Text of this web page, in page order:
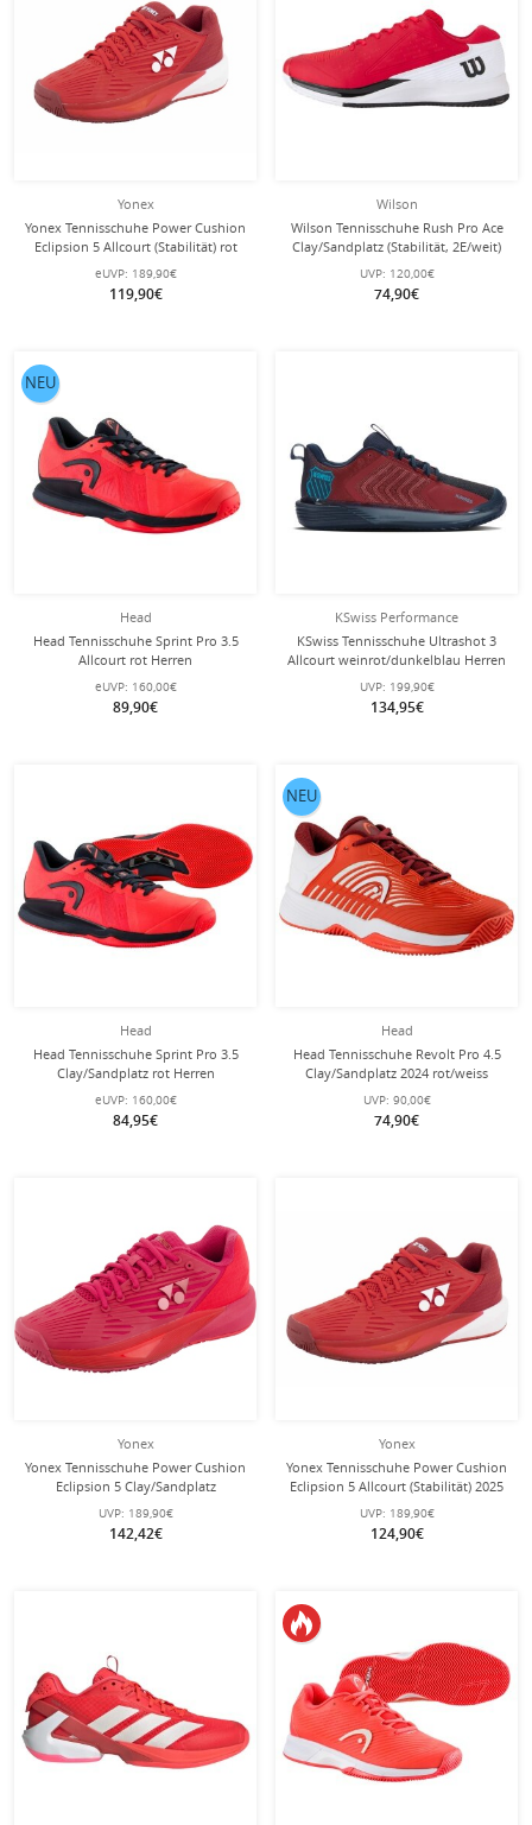
Yonex
Yonex Tennisschuhe Power Cushion
Eclipsion 5 Allcourt (Stabilität) rot
Damen
eUVP: 189,90€
119,90€
Wilson
Wilson Tennisschuhe Rush Pro Ace
Clay/Sandplatz (Stabilität, 2E/weit)
2025 rot/weiss Herren
UVP: 120,00€
74,90€
Head
Head Tennisschuhe Sprint Pro 3.5
Allcourt rot Herren
eUVP: 160,00€
89,90€
NEU
KSwiss Performance
KSwiss Tennisschuhe Ultrashot 3
Allcourt weinrot/dunkelblau Herren
UVP: 199,90€
134,95€
Head
Head Tennisschuhe Sprint Pro 3.5
Clay/Sandplatz rot Herren
eUVP: 160,00€
84,95€
Head
Head Tennisschuhe Revolt Pro 4.5
Clay/Sandplatz 2024 rot/weiss
Kinder
UVP: 90,00€
74,90€
NEU
Yonex
Yonex Tennisschuhe Power Cushion
Eclipsion 5 Clay/Sandplatz
(Stabilität) 2026 rubinrot Damen
UVP: 189,90€
142,42€
Yonex
Yonex Tennisschuhe Power Cushion
Eclipsion 5 Allcourt (Stabilität) 2025
rot Herren
UVP: 189,90€
124,90€